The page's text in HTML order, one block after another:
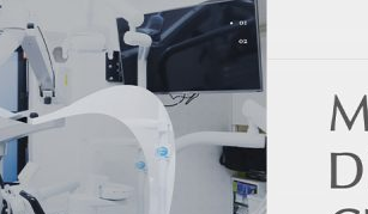
コーポレート・企業サイト （278件）
ブランドサイト・サービスサイト
求人・採用サイト
ECサイト（オンラインショップ）
ポータルサイト・メディアサイト